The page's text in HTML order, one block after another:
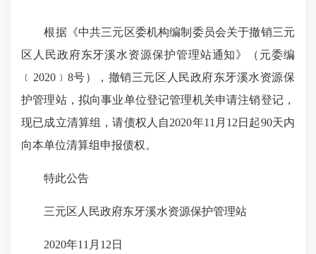
根据《中共三元区委机构编制委员会关于撤销三元
区人民政府东牙溪水资源保护管理站通知》（元委编
﹝2020﹞8号），撤销三元区人民政府东牙溪水资源保
护管理站，拟向事业单位登记管理机关申请注销登记，
现已成立清算组，请债权人自2020年11月12日起90天内
向本单位清算组申报债权。
特此公告
三元区人民政府东牙溪水资源保护管理站
2020年11月12日